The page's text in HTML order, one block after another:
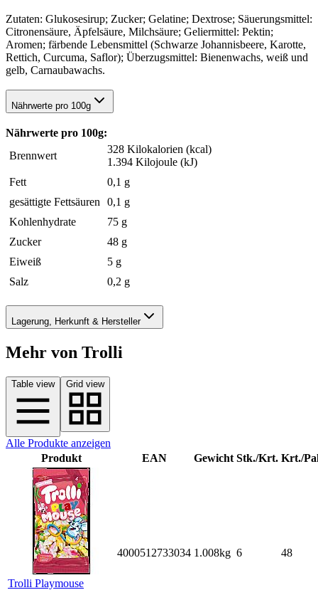
Zutaten: Glukosesirup; Zucker; Gelatine; Dextrose; Säuerungsmittel:
Citronensäure, Äpfelsäure, Milchsäure; Geliermittel: Pektin;
Aromen; färbende Lebensmittel (Schwarze Johannisbeere, Karotte,
Rettich, Curcuma, Saflor); Überzugsmittel: Bienenwachs, weiß und
gelb, Carnaubawachs.
Nährwerte pro 100g
Nährwerte pro 100g:
Brennwert
328 Kilokalorien (kcal)
1.394 Kilojoule (kJ)
Fett
0,1 g
gesättigte Fettsäuren
0,1 g
Kohlenhydrate
75 g
Zucker
48 g
Eiweiß
5 g
Salz
0,2 g
Lagerung, Herkunft & Hersteller
Mehr von Trolli
Table view Grid view
Alle Produkte anzeigen
Produkt
EAN Gewicht Stk./Krt. Krt./
Trolli Playmouse
4000512733034 1.008kg 6 48